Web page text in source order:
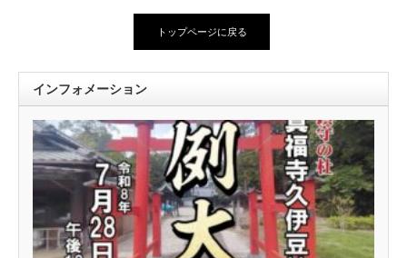
トップページに戻る
インフォメーション